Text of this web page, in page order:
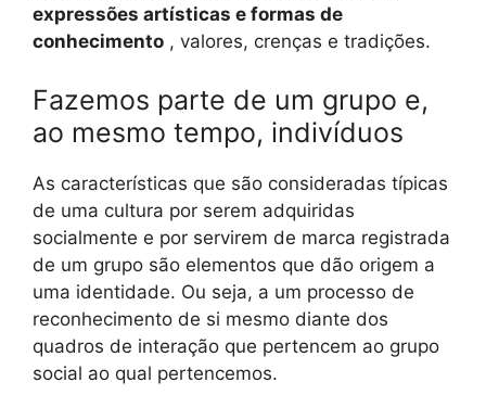
expressões artísticas e formas de
conhecimento , valores, crenças e tradições.
Fazemos parte de um grupo e,
ao mesmo tempo, indivíduos
As características que são consideradas típicas
de uma cultura por serem adquiridas
socialmente e por servirem de marca registrada
de um grupo são elementos que dão origem a
uma identidade. Ou seja, a um processo de
reconhecimento de si mesmo diante dos
quadros de interação que pertencem ao grupo
social ao qual pertencemos.